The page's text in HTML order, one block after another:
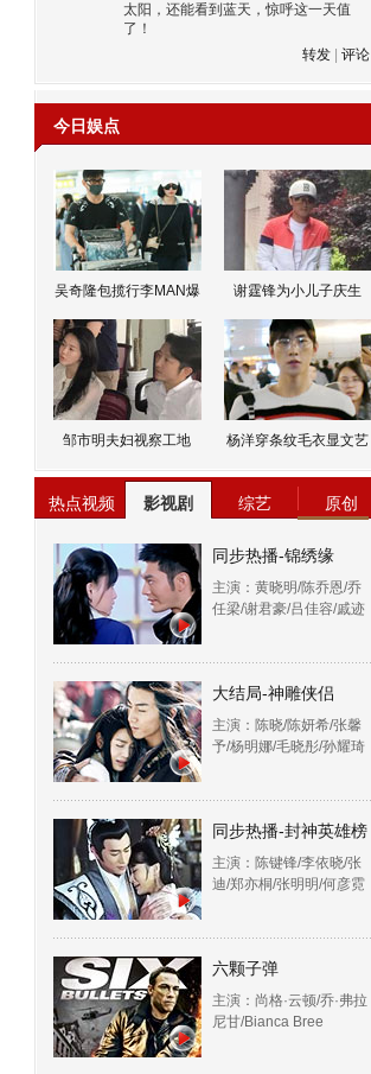
太阳，还能看到蓝天，惊呼这一天值
了！
转发
评论
今日娱点
吴奇隆包揽行李MAN爆 谢霆锋为小儿子庆生
邹市明夫妇视察工地 杨洋穿条纹毛衣显文艺
热点视频 影视剧 综艺 原创
同步热播-锦绣缘
主演：黄晓明/陈乔恩/乔
任梁/谢君豪/吕佳容/戚迹
大结局-神雕侠侣
主演：陈晓/陈妍希/张馨
予/杨明娜/毛晓彤/孙耀琦
同步热播-封神英雄榜
主演：陈键锋/李依晓/张
迪/郑亦桐/张明明/何彦霓
六颗子弹
主演：尚格·云顿/乔·弗拉
尼甘/Bianca Bree